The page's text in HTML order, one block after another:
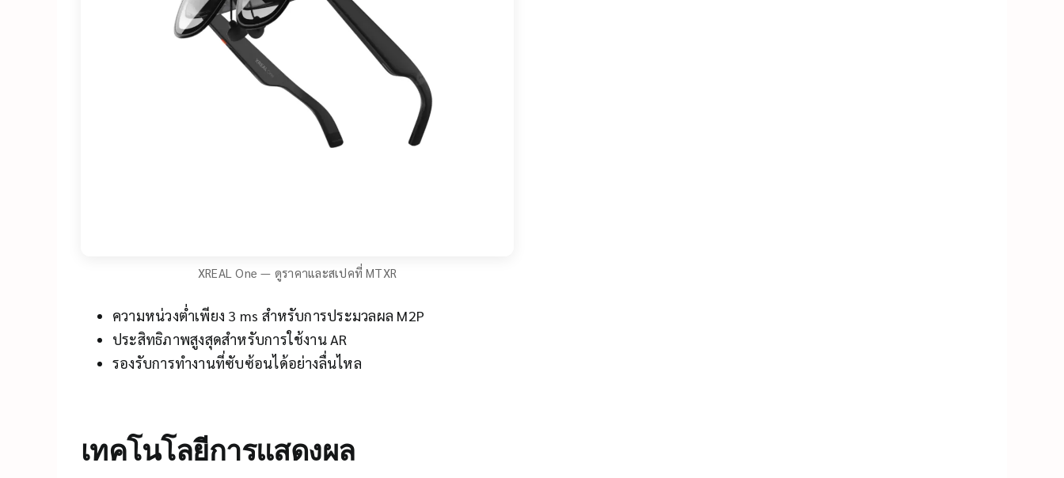
XREAL One — ดูราคาและสเปคที่ MTXR
ความหน่วงต่ำเพียง 3 ms สำหรับการประมวลผล M2P
ประสิทธิภาพสูงสุดสำหรับการใช้งาน AR
รองรับการทำงานที่ซับซ้อนได้อย่างลื่นไหล
เทคโนโลยีการแสดงผล